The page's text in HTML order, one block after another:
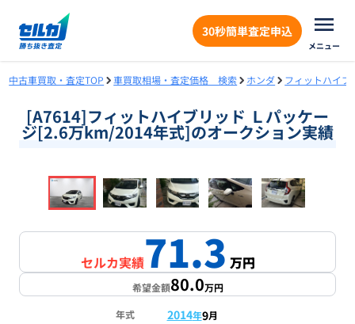
30秒簡単査定申込
メニュー
中古車買取・査定TOP 車買取相場・査定価格 検索 ホンダ フィットハイブ
[A7614]フィットハイブリッド Ｌパッケー
ジ[2.6万km/2014年式]のオークション実績
1/16
セルカ実績71.3万円
希望金額80.0万円
年式 2014年9月